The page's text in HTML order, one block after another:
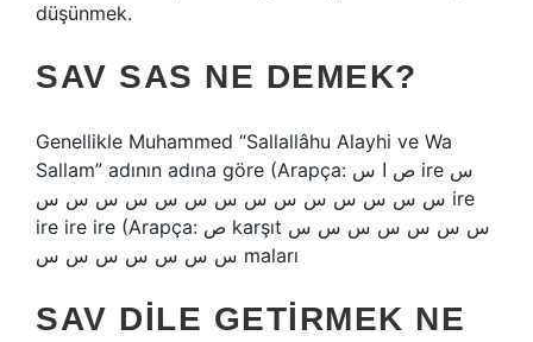
düşünmek.
SAV SAS NE DEMEK?
Genellikle Muhammed “Sallallâhu Alayhi ve Wa
Sallam” adının adına göre (Arapça: ص ا س ire س
س س س س س س س س س س س س س س ire
ire ire ire (Arapça: ص karşıt س س س س س س س
س س س س س س س maları
SAV DILE GETIRMEK NE